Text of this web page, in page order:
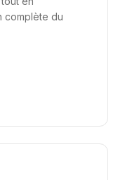
fiabilité des
essentiel pour
permettent de
est leur
des informations
complète du